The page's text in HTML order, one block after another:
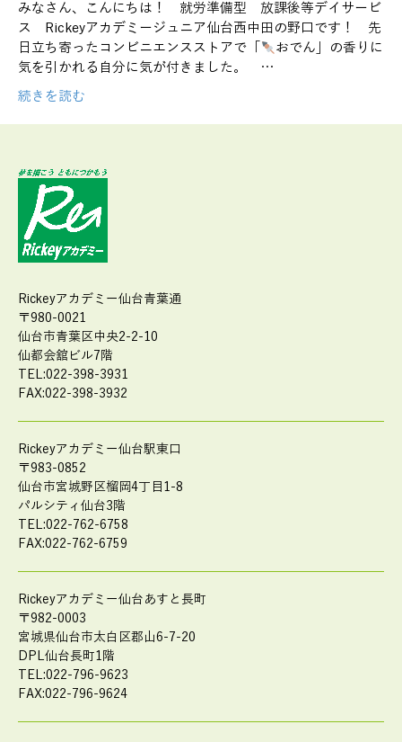
みなさん、こんにちは！ 就労準備型 放課後等デイサービ
ス Rickeyアカデミージュニア仙台西中田の野口です！ 先
日立ち寄ったコンビニエンスストアで「
おでん」の香りに
気を引かれる自分に気が付きました。 …
続きを読む
Rickeyアカデミー仙台青葉通
〒980-0021
仙台市青葉区中央2-2-10
仙都会舘ビル7階
TEL:022-398-3931
FAX:022-398-3932
Rickeyアカデミー仙台駅東口
〒983-0852
仙台市宮城野区榴岡4丁目1-8
パルシティ仙台3階
TEL:022-762-6758
FAX:022-762-6759
Rickeyアカデミー仙台あすと長町
〒982-0003
宮城県仙台市太白区郡山6-7-20
DPL仙台長町1階
TEL:022-796-9623
FAX:022-796-9624